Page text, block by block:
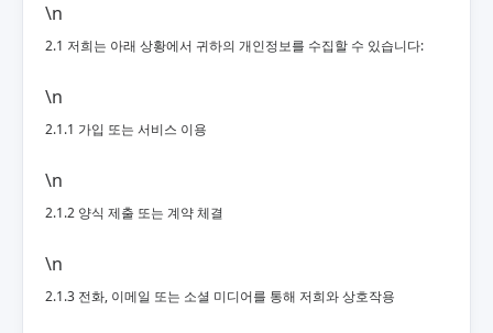
\n
2.1 저희는 아래 상황에서 귀하의 개인정보를 수집할 수 있습니다:
\n
2.1.1 가입 또는 서비스 이용
\n
2.1.2 양식 제출 또는 계약 체결
\n
2.1.3 전화, 이메일 또는 소셜 미디어를 통해 저희와 상호작용